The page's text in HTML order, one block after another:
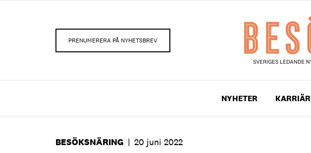
PRENUMERERA PÅ NYHETSBREV
NYHETER KARRIÄR
BESÖKSNÄRING | 20 juni 2022